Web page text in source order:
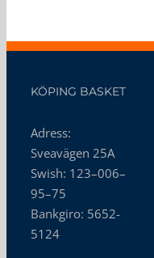
KÖPING BASKET
Adress:
Sveavägen 25A
Swish: 123–006–
95–75
Bankgiro: 5652-
5124